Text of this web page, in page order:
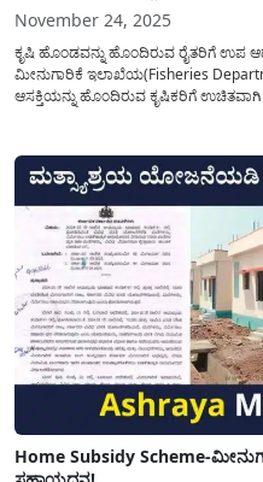
November 24, 2025
ಕೃಷಿ ಹೊಂಡವನ್ನು ಹೊಂದಿರುವ ರೈತರಿಗೆ ಉಪ
ಮೀನುಗಾರಿಕೆ ಇಲಾಖೆಯ(Fisheries
ಆಸಕ್ತಿಯನ್ನು ಹೊಂದಿರುವ ಕೃಷಿಕರಿಗೆ
ತೋಟಕಾರಿಗೆ...
Home Subsidy Scheme-